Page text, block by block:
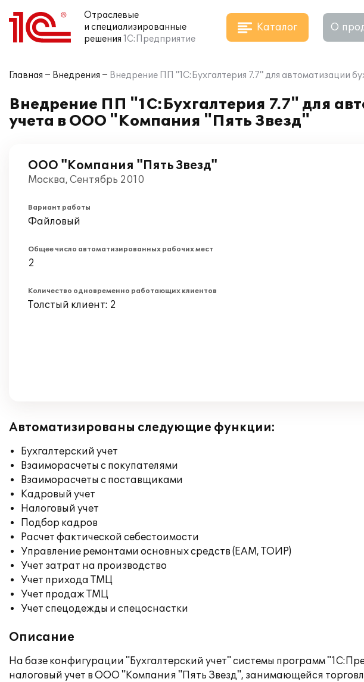
Отраслевые
и специализированные
решения 1С:Предприятие
Каталог О
Главная Внедрения Внедрение ПП "1С:Бухгалтерия 7.7" для автоматизации
Внедрение ПП "1С:Бухгалтерия 7.7" для
учета в ООО "Компания "Пять Звезд"
ООО "Компания "Пять Звезд"
Москва, Сентябрь 2010
Вариант работы
Файловый
Общее число автоматизированных рабочих мест
2
Количество одновременно работающих клиентов
Толстый клиент: 2
Автоматизированы следующие функции:
Бухгалтерский учет
Взаиморасчеты с покупателями
Взаиморасчеты с поставщиками
Кадровый учет
Налоговый учет
Подбор кадров
Расчет фактической себестоимости
Управление ремонтами основных средств (EAM, ТОИР)
Учет затрат на производство
Учет прихода ТМЦ
Учет продаж ТМЦ
Учет спецодежды и спецоснастки
Описание
На базе конфигурации "Бухгалтерский учет" системы программ
налоговый учет в ООО "Компания "Пять Звезд", занимающейся